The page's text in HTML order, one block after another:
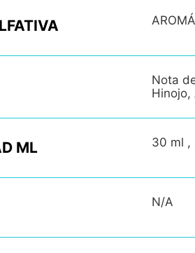
Nota
Hinojo,
ML 30 ml ,
N/A